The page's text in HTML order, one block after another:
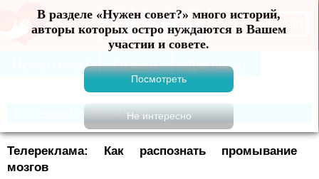
В разделе «Нужен совет?» много историй, авторы
которых остро нуждаются в Вашем участии и
совете.
Меню
Источники информации
Телереклама: Как распознать промывание
мозгов